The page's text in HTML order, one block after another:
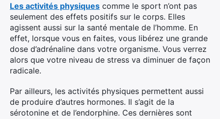
Les activités physiques comme le sport n’ont pas
seulement des effets positifs sur le corps. Elles
agissent aussi sur la santé mentale de l’homme. En
effet, lorsque vous en faites, vous libérez une grande
dose d’adrénaline dans votre organisme. Vous verrez
alors que votre niveau de stress va diminuer de façon
radicale.
Par ailleurs, les activités physiques permettent aussi
de produire d’autres hormones. Il s’agit de la
sérotonine et de l’endorphine. Ces dernières sont